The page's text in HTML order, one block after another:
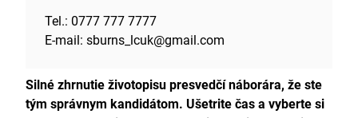
Tel.: 0777 777 7777
E-mail: sburns_lcuk@gmail.com
Silné zhrnutie životopisu presvedčí náborára, že ste
tým správnym kandidátom. Ušetrite čas a vyberte si